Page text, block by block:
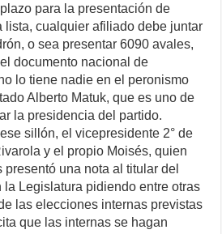
para la presentación de
lista, cualquier afiliado debe juntar
o sea presentar 6090 avales,
documento nacional de
lo tiene nadie en el peronismo
Alberto Matuk, que es uno de
la presidencia del partido.
sillón, el vicepresidente 2° de
y el propio Moisés, quien
presentó una nota al titular del
Legislatura pidiendo entre otras
las elecciones internas previstas
que las internas se hagan